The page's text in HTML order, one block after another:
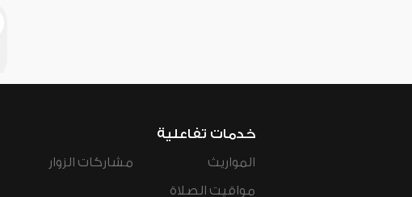
خدمات تفاعلية
المواريث
مواقيت الصلاة
مشاركات الزوار